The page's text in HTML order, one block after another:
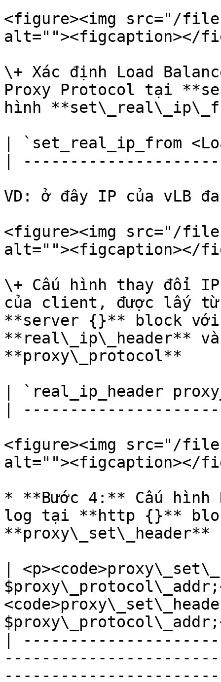
<figure><img src="/files/
alt=""><figcaption></
\+ Xác định Load
Proxy Protocol tại
hình
| `set_real_ip_from
|
VD: ở đây IP của vLB
<figure><img src="/files/
alt=""><figcaption></
\+ Cấu hình thay đổi
của client, được lấy từ
**server {}** block với
**real\_ip\_header** và
**proxy\_protocol**
| `real_ip_header
|
<figure><img src="/files/
alt=""><figcaption></
* **Bước 4:** Cấu
log tại **http {}**
**proxy\_set\_header**
|
|